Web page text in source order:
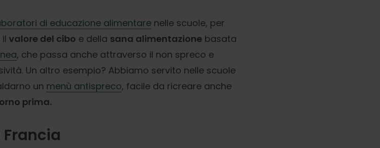
di educazione alimentare nelle scuole, per
valore del cibo e della sana alimentazione basata
, che passa anche attraverso il non spreco e
Un altro esempio? Abbiamo servito nelle scuole
un menù antispreco, facile da ricreare anche
prima.